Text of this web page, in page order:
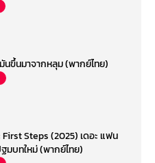
ขึ้นมาจากหลุม (พากย์ไทย)
Steps (2025) เดอะ แฟน
มบทใหม่ (พากย์ไทย)